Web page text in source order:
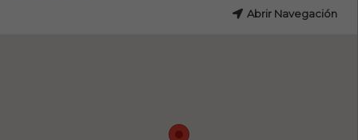
Abrir Navegación